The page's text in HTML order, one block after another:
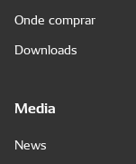
Onde comprar
Downloads
Media
News